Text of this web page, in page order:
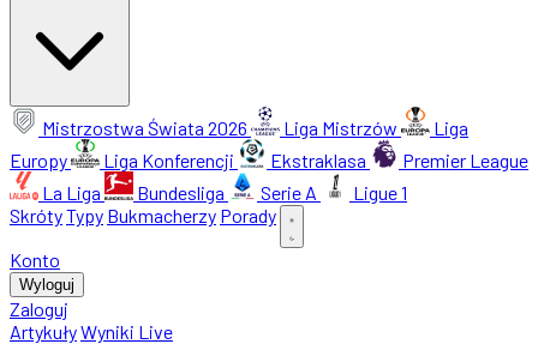
Mistrzostwa Świata 2026 Liga Mistrzów
Liga
Europy
Liga Konferencji Ekstraklasa
Premier League
La Liga
Bundesliga Serie A
Ligue 1
SkrótyTypy Bukmacherzy Porady
Konto
Wyloguj
Zaloguj
ArtykułyWyniki Live